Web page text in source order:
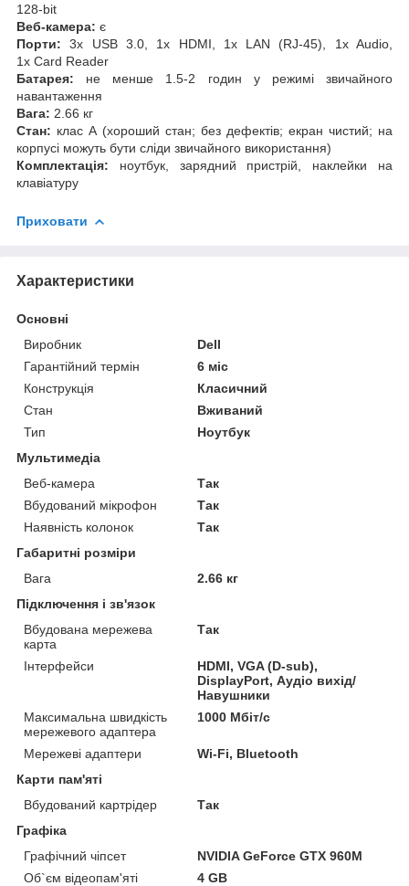
128-bit
Веб-камера: є
Порти:3x USB 3.0, 1x HDMI, 1x LAN (RJ-45), 1x Audio,
1x Card Reader
Батарея: не менше 1.5-2 годин у режимі звичайного
навантаження
Вага: 2.66 кг
Стан: клас А (хороший стан; без дефектів; екран чистий; на
корпусі можуть бути сліди звичайного використання)
Комплектація: ноутбук, зарядний пристрій, наклейки на
клавіатуру
Приховати
Характеристики
Основні
Виробник
Dell
Гарантійний термін
6 міс
Конструкція
Класичний
Стан
Вживаний
Тип
Ноутбук
Мультимедіа
Веб-камера
Так
Вбудований мікрофон
Так
Наявність колонок
Так
Габаритні розміри
Вага
2.66 кг
Підключення і зв'язок
Вбудована мережева
карта
Так
Інтерфейси
HDMI, VGA (D-sub),
DisplayPort, Аудіо вихід/
Навушники
Максимальна швидкість
мережевого адаптера
1000 Мбіт/с
Мережеві адаптери
Wi-Fi, Bluetooth
Карти пам'яті
Вбудований картрідер
Так
Графіка
Графічний чіпсет
NVIDIA GeForce GTX 960M
Об`єм відеопам'яті
4 GB